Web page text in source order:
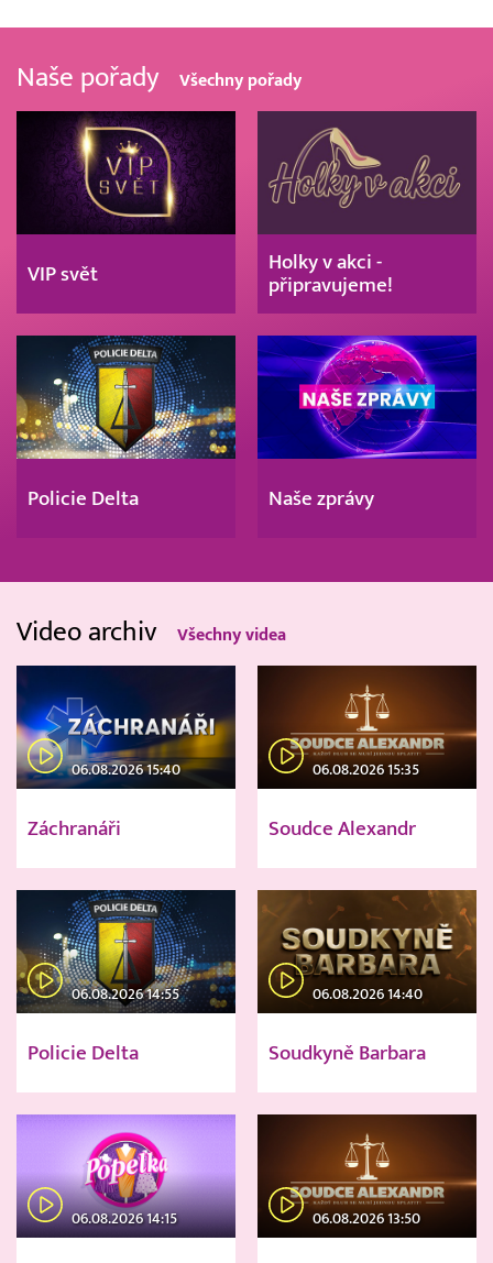
Naše pořady Všechny pořady
VIP svět
Holky v akci -
připravujeme!
Policie Delta Naše zprávy
Video archiv Všechny videa
06.08.2026 15:40
Záchranáři
06.08.2026 15:35
Soudce Alexandr
06.08.2026 14:55
Policie Delta
06.08.2026 14:40
Soudkyně Barbara
06.08.2026 14:15 06.08.2026 13:50